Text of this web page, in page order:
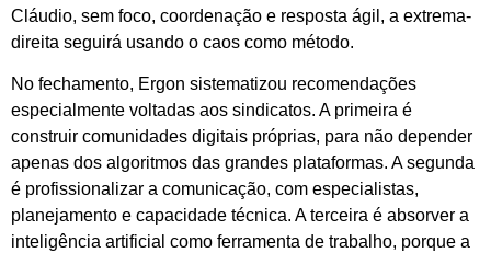
Cláudio, sem foco, coordenação e resposta ágil, a extrema-
direita seguirá usando o caos como método.
No fechamento, Ergon sistematizou recomendações
especialmente voltadas aos sindicatos. A primeira é
construir comunidades digitais próprias, para não depender
apenas dos algoritmos das grandes plataformas. A segunda
é profissionalizar a comunicação, com especialistas,
planejamento e capacidade técnica. A terceira é absorver a
inteligência artificial como ferramenta de trabalho, porque a